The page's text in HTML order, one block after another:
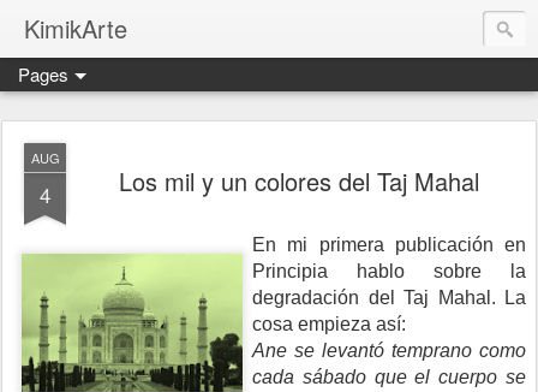
KimikArte
Pages
AUG
4 Los mil y un colores del Taj Mahal
En mi primera publicación en
Principia hablo sobre la
degradación del Taj Mahal. La
cosa empieza así:
Ane se levantó temprano como
cada sábado que el cuerpo se